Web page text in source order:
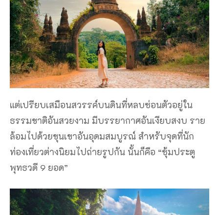
แต่เปรียบเสมือนสวรรค์บนดินที่หลบซ่อนตัวอยู่ใน
ธรรมชาติอันสวยงาม มีบรรยากาศอันเงียบสงบ ราย
ล้อมไปด้วยขุนเขาอันอุดมสมบูรณ์ สำหรับจุดที่นัก
ท่องเที่ยวต่างนิยมไปถ่ายรูปกัน นั้นก็คือ “ซุ้มประตู
พุทธวดี 9 ยอด”